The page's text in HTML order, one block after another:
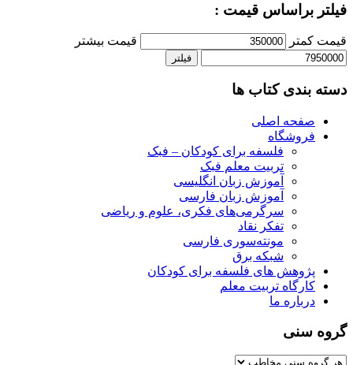
فیلتر براساس قیمت :
قیمت کمتر قیمت بیشتر
فیلتر
دسته بندی کتاب ها
صفحه اصلی
فروشگاه
فلسفه برای کودکان – فبک
تربیت معلم فبک
آموزش زبان انگلیسی
آموزش زبان فارسی
سرگرمی‌های فکری، علوم و ریاضی
تفکر نقاد
مونته‌سوری فارسی
شبکه برق
پژوهش های فلسفه برای کودکان
کارگاه تربیت معلم
درباره ما
گروه سنی